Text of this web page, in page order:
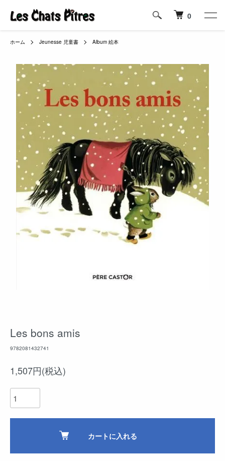
0
ホーム Jeunesse 児童書 Album 絵本
Les bons amis
9782081432741
1,507円(税込)
カートに入れる